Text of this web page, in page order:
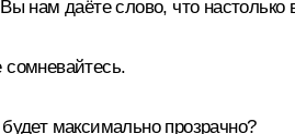
нам даёте слово, что настолько
максимально прозрачно?